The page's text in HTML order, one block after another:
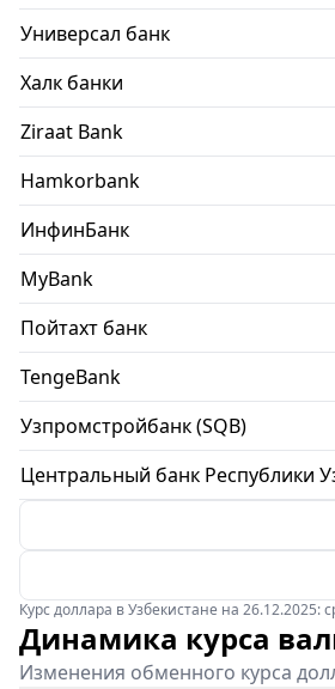
Универсал банк
Халк банки
Ziraat Bank
Hamkorbank
ИнфинБанк
MyBank
Пойтахт банк
TengeBank
Узпромстройбанк (SQB)
Центральный банк Республики
Курс доллара в Узбекистане на 26.12.2025:
Динамика курса
Изменения обменного курса